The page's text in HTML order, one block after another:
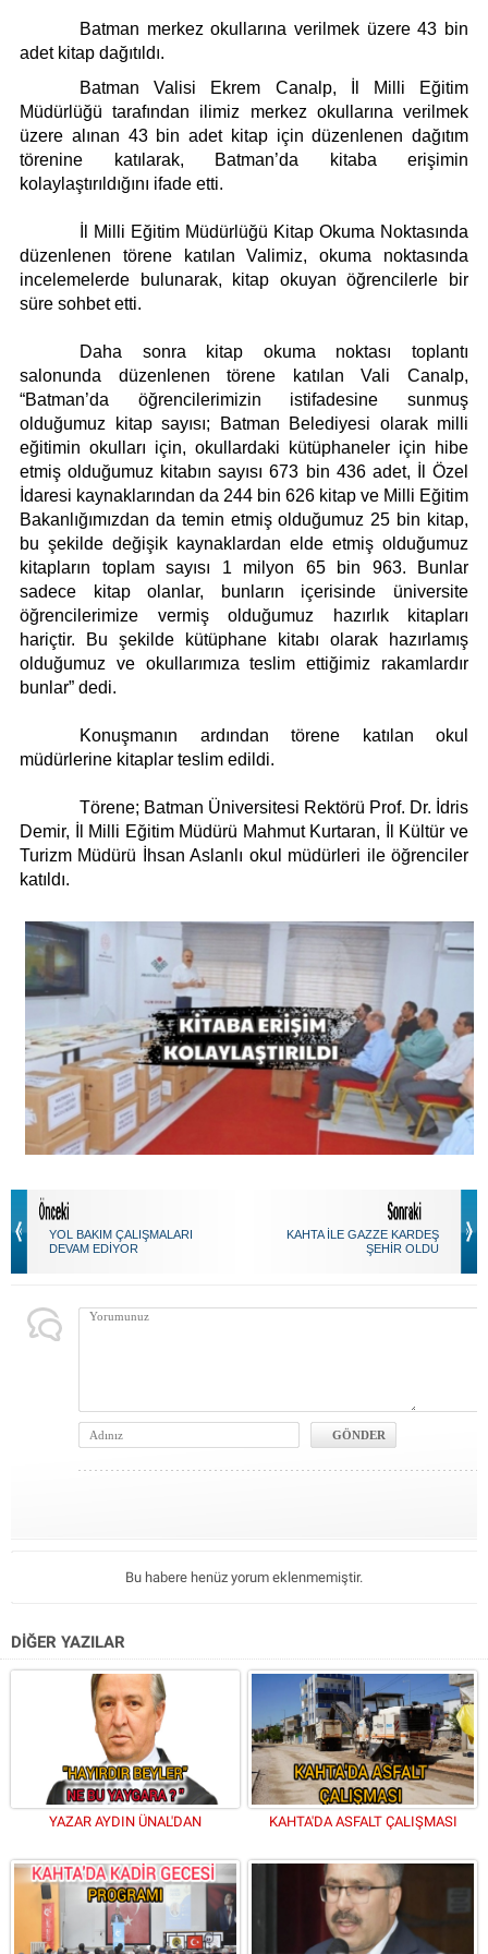
Batman merkez okullarına verilmek üzere 43 bin
adet kitap dağıtıldı.
Batman Valisi Ekrem Canalp, İl Milli Eğitim
Müdürlüğü tarafından ilimiz merkez okullarına verilmek
üzere alınan 43 bin adet kitap için düzenlenen dağıtım
törenine katılarak, Batman’da kitaba erişimin
kolaylaştırıldığını ifade etti.
İl Milli Eğitim Müdürlüğü Kitap Okuma Noktasında
düzenlenen törene katılan Valimiz, okuma noktasında
incelemelerde bulunarak, kitap okuyan öğrencilerle bir
süre sohbet etti.
Daha sonra kitap okuma noktası toplantı
salonunda düzenlenen törene katılan Vali Canalp,
“Batman’da öğrencilerimizin istifadesine sunmuş
olduğumuz kitap sayısı; Batman Belediyesi olarak milli
eğitimin okulları için, okullardaki kütüphaneler için hibe
etmiş olduğumuz kitabın sayısı 673 bin 436 adet, İl Özel
İdaresi kaynaklarından da 244 bin 626 kitap ve Milli Eğitim
Bakanlığımızdan da temin etmiş olduğumuz 25 bin kitap,
bu şekilde değişik kaynaklardan elde etmiş olduğumuz
kitapların toplam sayısı 1 milyon 65 bin 963. Bunlar
sadece kitap olanlar, bunların içerisinde üniversite
öğrencilerimize vermiş olduğumuz hazırlık kitapları
hariçtir. Bu şekilde kütüphane kitabı olarak hazırlamış
olduğumuz ve okullarımıza teslim ettiğimiz rakamlardır
bunlar” dedi.
Konuşmanın ardından törene katılan okul
müdürlerine kitaplar teslim edildi.
Törene; Batman Üniversitesi Rektörü Prof. Dr. İdris
Demir, İl Milli Eğitim Müdürü Mahmut Kurtaran, İl Kültür ve
Turizm Müdürü İhsan Aslanlı okul müdürleri ile öğrenciler
katıldı.
YOL BAKIM ÇALIŞMALARI
DEVAM EDİYOR
KAHTA İLE GAZZE KARDEŞ
ŞEHİR OLDU
Bu habere henüz yorum eklenmemiştir.
DİĞER YAZILAR
YAZAR AYDIN ÜNAL'DAN KAHTA'DA ASFALT ÇALIŞMASI